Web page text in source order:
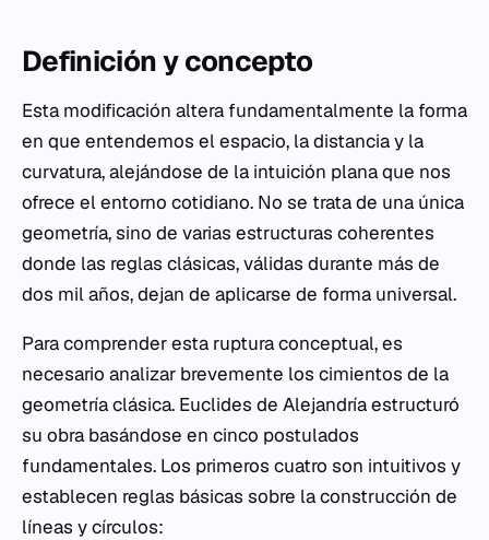
Definición y concepto
Esta modificación altera fundamentalmente la forma
en que entendemos el espacio, la distancia y la
curvatura, alejándose de la intuición plana que nos
ofrece el entorno cotidiano. No se trata de una única
geometría, sino de varias estructuras coherentes
donde las reglas clásicas, válidas durante más de
dos mil años, dejan de aplicarse de forma universal.
Para comprender esta ruptura conceptual, es
necesario analizar brevemente los cimientos de la
geometría clásica. Euclides de Alejandría estructuró
su obra basándose en cinco postulados
fundamentales. Los primeros cuatro son intuitivos y
establecen reglas básicas sobre la construcción de
líneas y círculos: